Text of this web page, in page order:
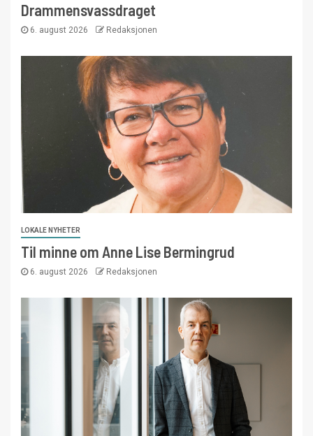
Drammensvassdraget
6. august 2026 Redaksjonen
LOKALE NYHETER
Til minne om Anne Lise Bermingrud
6. august 2026 Redaksjonen